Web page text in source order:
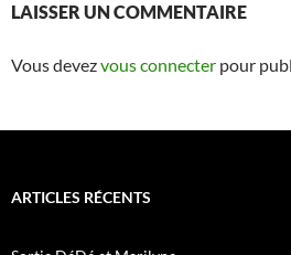
LAISSER UN COMMENTAIRE
Vous devezvous connecter pour
ARTICLES RÉCENTS